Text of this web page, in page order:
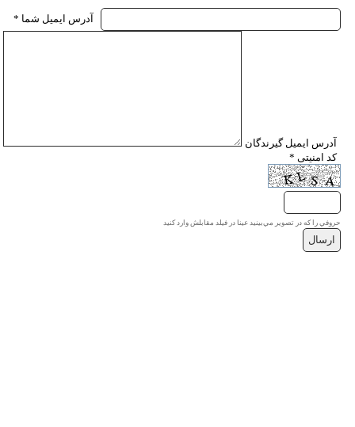
* آدرس ايميل شما
* آدرس ايميل گيرندگان
* کد امنیتی
حروفي را كه در تصوير مي‌بينيد عينا در فيلد مقابلش وارد كنيد